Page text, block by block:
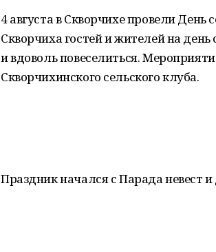
4 августа в Скворчихе провели День
Скворчиха гостей и жителей на
и вдоволь повеселиться.
Скворчихинского сельского клуба.
Праздник начался с Парада невест